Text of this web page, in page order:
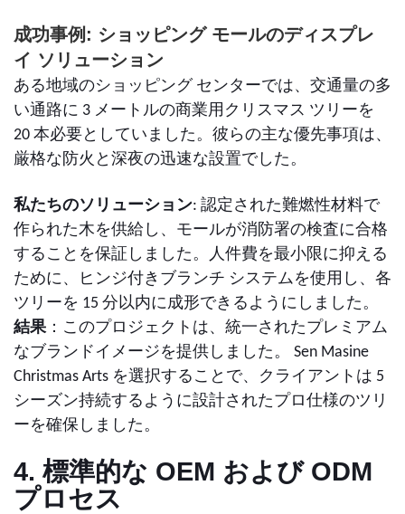
成功事例: ショッピング モールのディスプレ
イ ソリューション
ある地域のショッピング センターでは、交通量の多
い通路に 3 メートルの商業用クリスマス ツリーを
20 本必要としていました。彼らの主な優先事項は、
厳格な防火と深夜の迅速な設置でした。
私たちのソリューション: 認定された難燃性材料で
作られた木を供給し、モールが消防署の検査に合格
することを保証しました。人件費を最小限に抑える
ために、ヒンジ付きブランチ システムを使用し、各
ツリーを 15 分以内に成形できるようにしました。
結果：このプロジェクトは、統一されたプレミアム
なブランドイメージを提供しました。 Sen Masine
Christmas Arts を選択することで、クライアントは 5
シーズン持続するように設計されたプロ仕様のツリ
ーを確保しました。
4. 標準的な OEM および ODM
プロセス